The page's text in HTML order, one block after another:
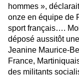
hommes »,
onze en équipe de
sport français….
déposé aussitôt
Jeanine Maurice-
France,
des militants